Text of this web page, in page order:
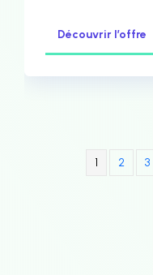
Découvrir l’offre
1 2 3